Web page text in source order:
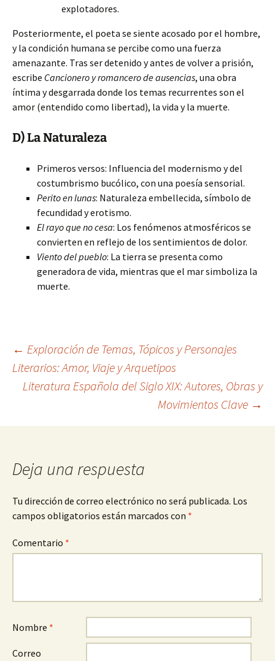
explotadores.
Posteriormente, el poeta se siente acosado por el hombre,
y la condición humana se percibe como una fuerza
amenazante. Tras ser detenido y antes de volver a prisión,
escribe Cancionero y romancero de ausencias, una obra
íntima y desgarrada donde los temas recurrentes son el
amor (entendido como libertad), la vida y la muerte.
D) La Naturaleza
Primeros versos: Influencia del modernismo y del
costumbrismo bucólico, con una poesía sensorial.
Perito en lunas: Naturaleza embellecida, símbolo de
fecundidad y erotismo.
El rayo que no cesa: Los fenómenos atmosféricos se
convierten en reflejo de los sentimientos de dolor.
Viento del pueblo: La tierra se presenta como
generadora de vida, mientras que el mar simboliza la
muerte.
Navegación
de
entradas
← Exploración de Temas, Tópicos y Personajes
Literarios: Amor, Viaje y Arquetipos
Literatura Española del Siglo XIX: Autores, Obras y
Movimientos Clave →
Deja una respuesta
Tu dirección de correo electrónico no será publicada. Los
campos obligatorios están marcados con *
Comentario *
Nombre *
Correo